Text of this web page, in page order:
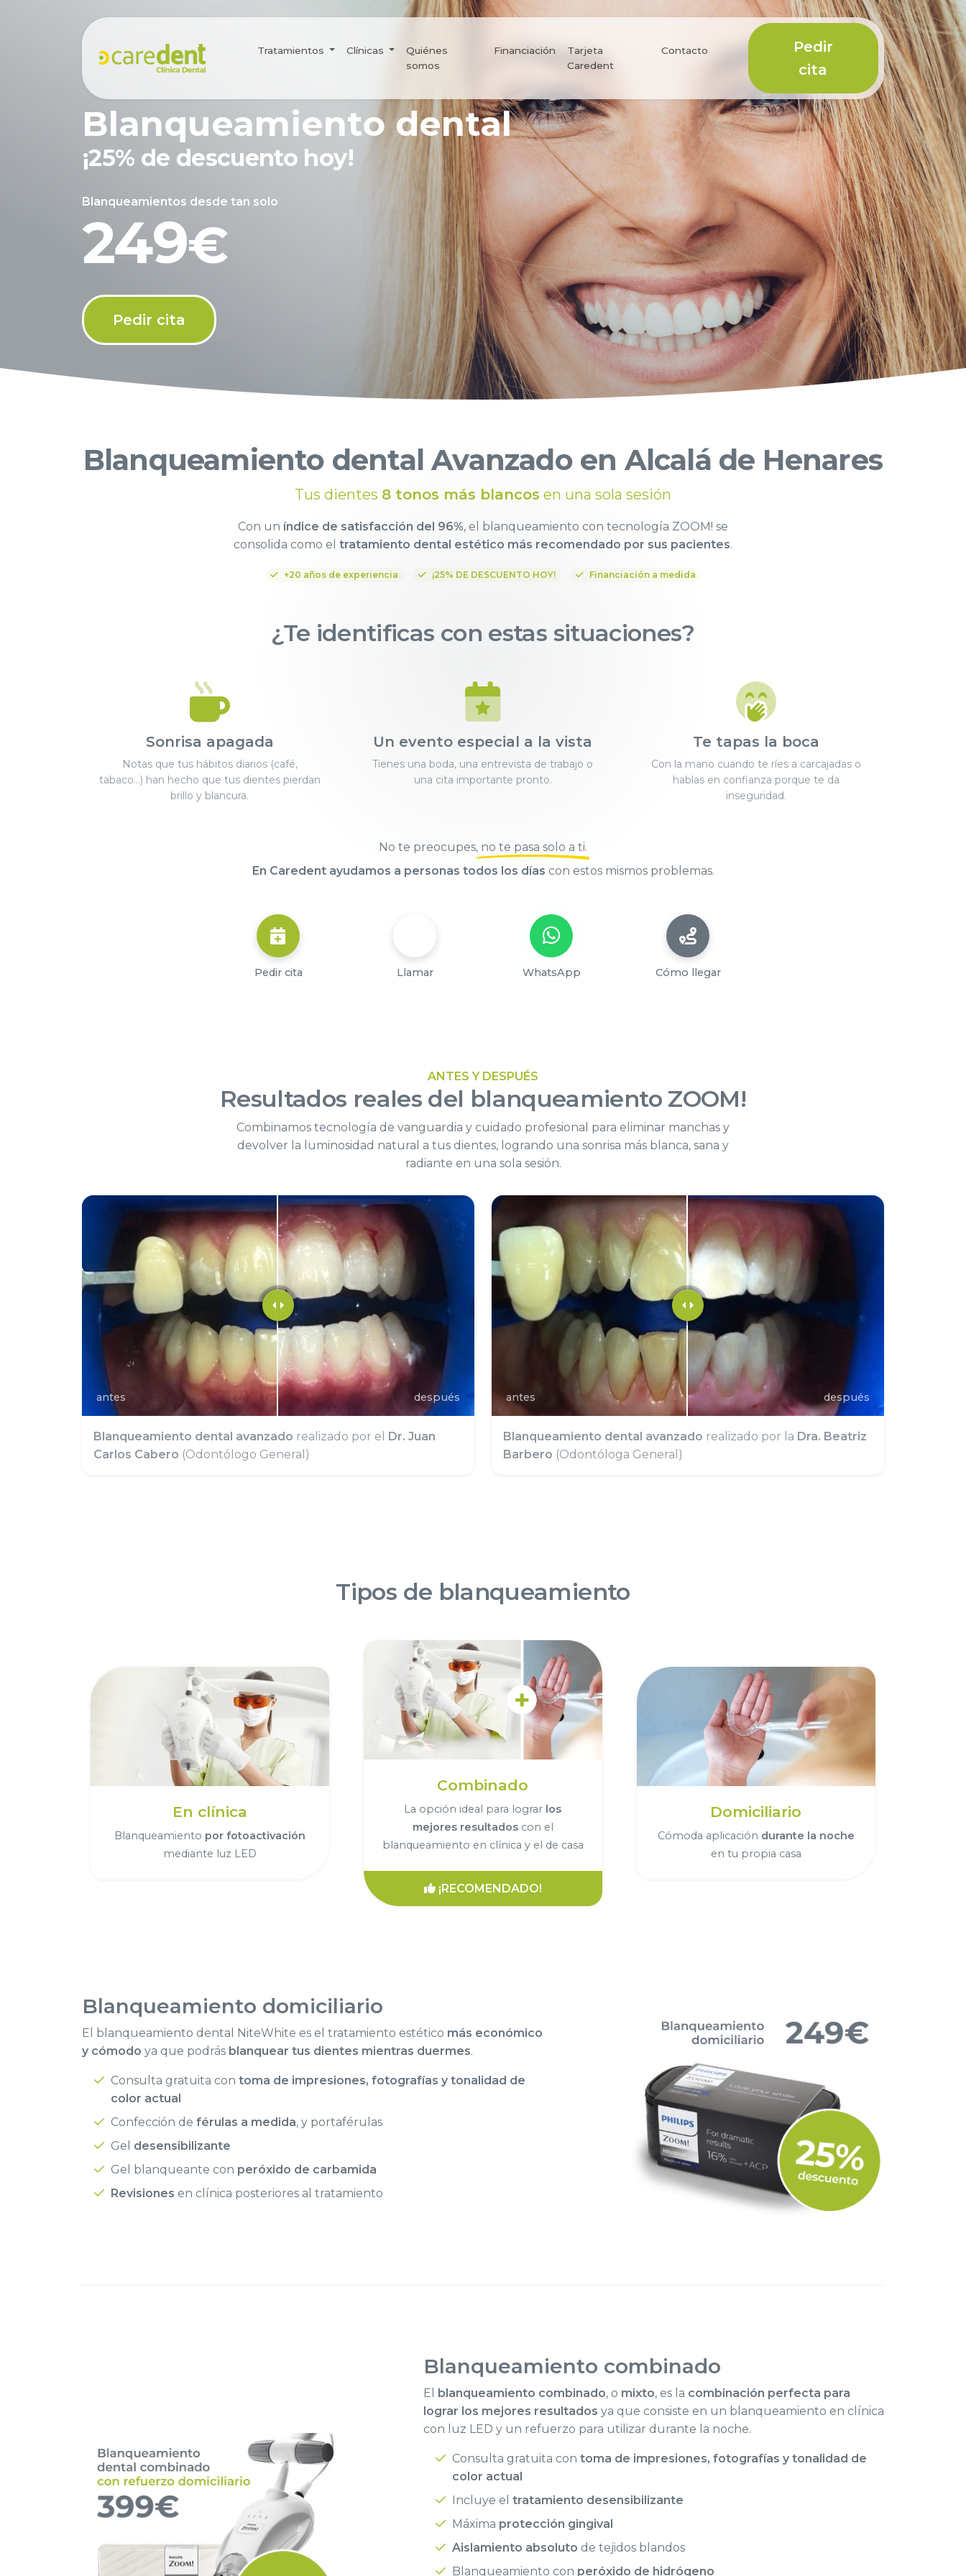
Pedir
cita
Tratamientos Clínicas
Quiénes
somos
Financiación
Tarjeta
Caredent
Contacto
Blanqueamientodental
¡25% de descuento hoy!
Blanqueamientos desde tan solo
249€
Pedir cita
Blanqueamiento dental Avanzado en Alcalá de Henares
Tus dientes 8 tonos más blancos en una sola sesión
Con un índice de satisfacción del 96%, el blanqueamiento con tecnología ZOOM! se
consolida como el tratamiento dental estético más recomendado por sus pacientes.
+20 años de experiencia ¡25% DE DESCUENTO HOY! Financiación a medida
¿Te identificas con estas situaciones?
Sonrisa apagada
Notas que tus hábitos diarios (café,
tabaco...) han hecho que tus dientes pierdan
brillo y blancura.
Un evento especial a la vista
Tienes una boda, una entrevista de trabajo o
una cita importante pronto.
Te tapas la boca
Con la mano cuando te ríes a carcajadas o
hablas en confianza porque te da
inseguridad.
No te preocupes, no te pasa solo a ti.
En Caredent ayudamos a personas todos los días con estos mismos problemas.
Pedir cita Llamar WhatsApp Cómo llegar
ANTES Y DESPUÉS
Resultados reales del blanqueamiento ZOOM!
Combinamos tecnología de vanguardia y cuidado profesional para eliminar manchas y
devolver la luminosidad natural a tus dientes, logrando una sonrisa más blanca, sana y
radiante en una sola sesión.
después
antes
Blanqueamiento dental avanzado realizado por el Dr. Juan
Carlos Cabero (Odontólogo General)
después
antes
Blanqueamiento dental avanzado realizado por la Dra. Beatriz
Barbero (Odontóloga General)
Tipos de blanqueamiento
En clínica
Blanqueamiento por fotoactivación
mediante luz LED
Combinado
La opción ideal para lograr los
mejores resultadoscon el
blanqueamiento en clínica y el de casa
¡RECOMENDADO!
Domiciliario
Cómoda aplicación durante la noche
en tu propia casa
Blanqueamiento domiciliario
El blanqueamiento dental NiteWhite es el tratamiento estético más económico
y cómodo ya que podrás blanquear tus dientes mientras duermes.
Consulta gratuita con toma de impresiones, fotografías y tonalidad de
color actual
Confección de férulas a medida, y portaférulas
Gel desensibilizante
Gel blanqueante con peróxido de carbamida
Revisiones en clínica posteriores al tratamiento
Blanqueamiento combinado
El blanqueamiento combinado, o mixto, es la combinación perfecta para
lograr los mejores resultados ya que consiste en un blanqueamiento en clínica
con luz LED y un refuerzo para utilizar durante la noche.
Consulta gratuita con toma de impresiones, fotografías y tonalidad de
color actual
Incluye el tratamiento desensibilizante
Máxima protección gingival
Aislamiento absoluto de tejidos blandos
Blanqueamiento con peróxido de hidrógeno